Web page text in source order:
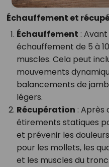
Échauffement et
Échauffement :
échauffement de 5 à
muscles. Cela peut
mouvements
balancements de
légers.
Récupération : Après
étirements statiques
et prévenir les
pour les mollets, les
et les muscles du tronc.